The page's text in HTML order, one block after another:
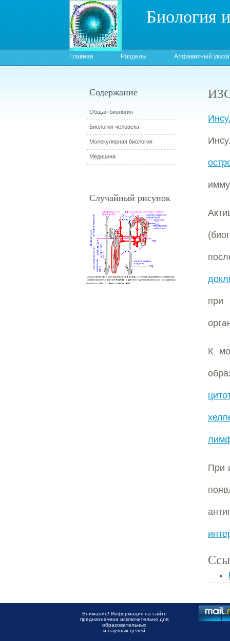
Биология
Главная Разделы Алфавитный
при
К
При
Содержание
Общая биология
Биология человека
Молекулярная биология
Медицина
Случайный рисунок
Внимание! Информация на сайте
предназначена исключительно для
образовательных
и научных целей